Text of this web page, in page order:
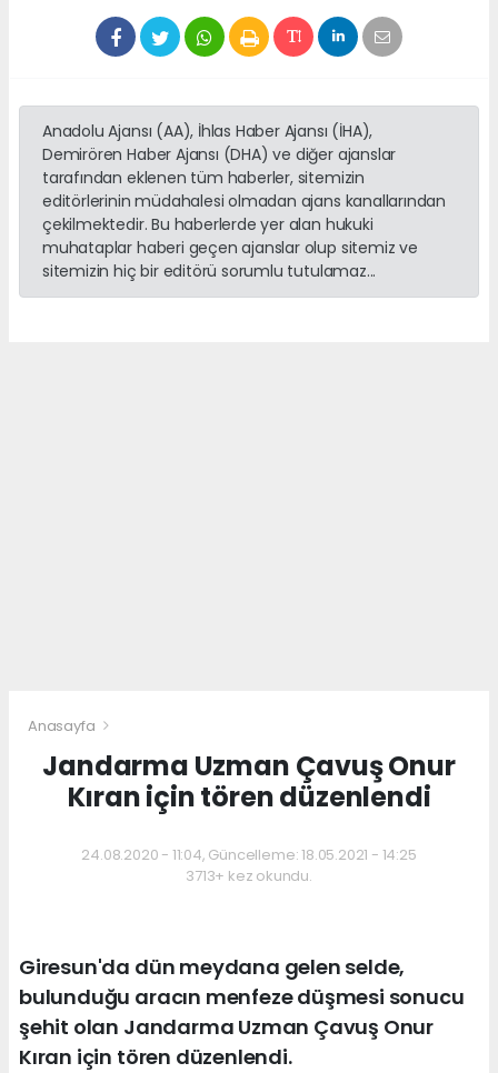
Anadolu Ajansı (AA), İhlas Haber Ajansı (İHA),
Demirören Haber Ajansı (DHA) ve diğer ajanslar
tarafından eklenen tüm haberler, sitemizin
editörlerinin müdahalesi olmadan ajans kanallarından
çekilmektedir. Bu haberlerde yer alan hukuki
muhataplar haberi geçen ajanslar olup sitemiz ve
sitemizin hiç bir editörü sorumlu tutulamaz...
Anasayfa
Jandarma Uzman Çavuş Onur
Kıran için tören düzenlendi
24.08.2020 - 11:04, Güncelleme: 18.05.2021 - 14:25
3713+ kez okundu.
Giresun'da dün meydana gelen selde,
bulunduğu aracın menfeze düşmesi sonucu
şehit olan Jandarma Uzman Çavuş Onur
Kıran için tören düzenlendi.